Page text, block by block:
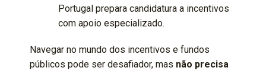
Navegar no mundo dos incentivos e fundos
públicos pode ser desafiador, mas não precisa